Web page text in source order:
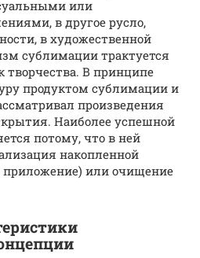
или
в другое русло,
в художественной
сублимации трактуется
творчества. В принципе
продуктом сублимации и
произведения
Наиболее успешной
потому, что в ней
накопленной
приложение) или очищение